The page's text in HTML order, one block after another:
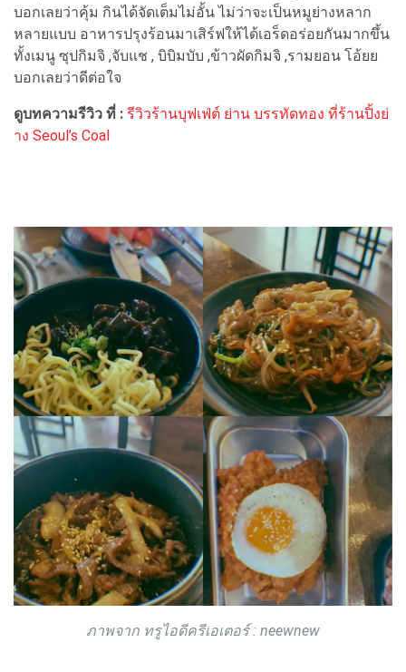
บอกเลยว่าคุ้ม กินได้จัดเต็มไม่อั้น ไม่ว่าจะเป็นหมูย่างหลาก
หลายแบบ อาหารปรุงร้อนมาเสิร์ฟให้ได้เอร็ดอร่อยกันมากขึ้น
ทั้งเมนู ซุปกิมจิ ,จับแช , บิบิมบับ ,ข้าวผัดกิมจิ ,รามยอน โอ้ยย
บอกเลยว่าดีต่อใจ
ดูบทความรีวิว ที่ : รีวิวร้านบุฟเฟ่ต์ ย่าน บรรทัดทอง ที่ร้านปิ้งย่
าง Seoul’s Coal
ภาพจาก ทรูไอดีครีเอเตอร์ : neewnew